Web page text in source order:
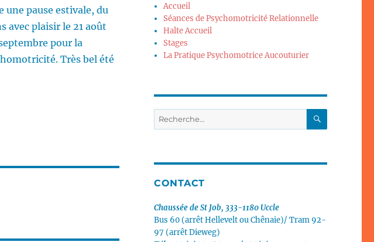
une pause estivale, du
avec plaisir le 21 août
pour la
Très bel été
Accueil
Séances de Psychomotricité Relationnelle
Halte Accueil
Stages
La Pratique Psychomotrice Aucouturier
Recherche
pour
CONTACT
Chaussée de St Job, 333-1180 Uccle
Bus 60 (arrêt Hellevelt ou Chênaie)/ Tram 92-
97 (arrêt Dieweg)